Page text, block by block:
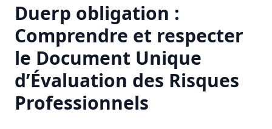
Duerp obligation :
Comprendre et respecter
le Document Unique
d’Évaluation des Risques
Professionnels